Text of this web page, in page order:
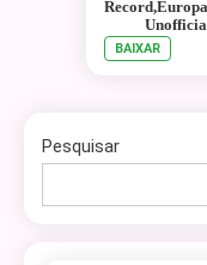
BAIXAR
Pesquisar